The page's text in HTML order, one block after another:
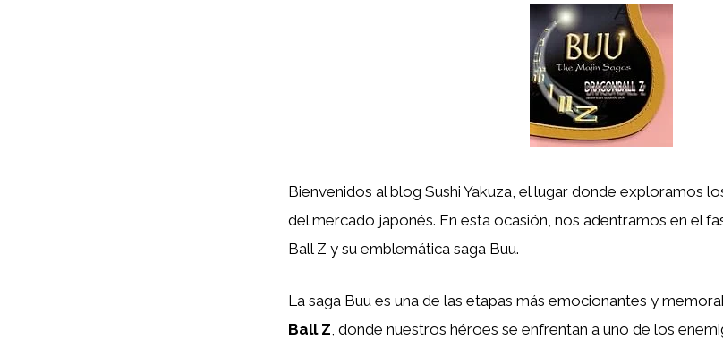
Bienvenidos al blog Sushi Yakuza, el lugar donde exploramos
del mercado japonés. En esta ocasión, nos adentramos en el
Ball Z y su emblemática saga Buu.
La saga Buu es una de las etapas más emocionantes y
Ball Z , donde nuestros héroes se enfrentan a uno de los